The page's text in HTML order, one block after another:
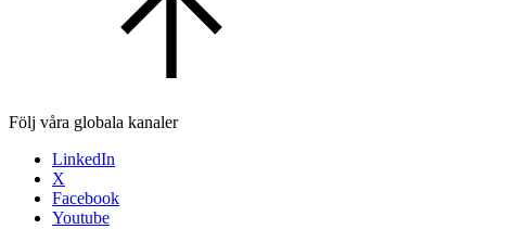
Följ våra globala kanaler
LinkedIn
X
Facebook
Youtube